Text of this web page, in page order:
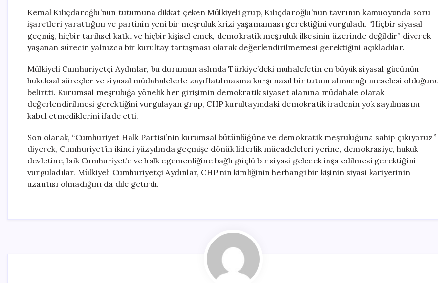
Kemal Kılıçdaroğlu’nun tutumuna dikkat çeken Mülkiyeli grup, Kılıçdaroğlu’nun tavrının kamuoyunda soru
işaretleri yarattığını ve partinin yeni bir meşruluk krizi yaşamaması gerektiğini vurguladı. “Hiçbir siyasal
geçmiş, hiçbir tarihsel katkı ve hiçbir kişisel emek, demokratik meşruluk ilkesinin üzerinde değildir” diyerek
yaşanan sürecin yalnızca bir kurultay tartışması olarak değerlendirilmemesi gerektiğini açıkladılar.
Mülkiyeli Cumhuriyetçi Aydınlar, bu durumun aslında Türkiye’deki muhalefetin en büyük siyasal gücünün
hukuksal süreçler ve siyasal müdahalelerle zayıflatılmasına karşı nasıl bir tutum alınacağı meselesi
belirtti. Kurumsal meşruluğa yönelik her girişimin demokratik siyaset alanına müdahale olarak
değerlendirilmesi gerektiğini vurgulayan grup, CHP kurultayındaki demokratik iradenin yok sayılmasını
kabul etmediklerini ifade etti.
Son olarak, “Cumhuriyet Halk Partisi’nin kurumsal bütünlüğüne ve demokratik meşruluğuna sahip çıkıyoruz”
diyerek, Cumhuriyet’in ikinci yüzyılında geçmişe dönük liderlik mücadeleleri yerine, demokrasiye, hukuk
devletine, laik Cumhuriyet’e ve halk egemenliğine bağlı güçlü bir siyasi gelecek inşa edilmesi gerektiğini
vurguladılar. Mülkiyeli Cumhuriyetçi Aydınlar, CHP’nin kimliğinin herhangi bir kişinin siyasi kariyerinin
uzantısı olmadığını da dile getirdi.